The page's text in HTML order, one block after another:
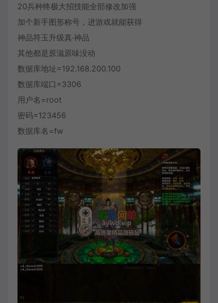
20兵种终极大招技能全部修改加强
加个新手图形称号，进游戏就能获得
神品符玉升级真·神品
其他都是原滋原味没动
数据库地址=192.168.200.100
数据库端口=3306
用户名=root
密码=123456
数据库名=fw